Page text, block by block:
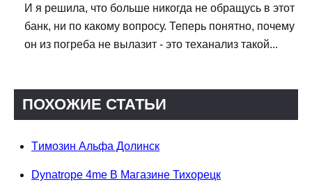
И я решила, что больше никогда не обращусь в этот
банк, ни по какому вопросу. Теперь понятно, почему
он из погреба не вылазит - это теханализ такой...
ПОХОЖИЕ СТАТЬИ
Tимозин Альфа Долинск
Dynatrope 4me В Магазине Тихорецк